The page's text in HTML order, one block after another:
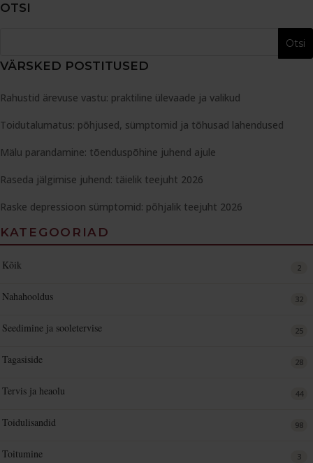
OTSI
VÄRSKED POSTITUSED
Rahustid ärevuse vastu: praktiline ülevaade ja valikud
Toidutalumatus: põhjused, sümptomid ja tõhusad lahendused
Mälu parandamine: tõenduspõhine juhend ajule
Raseda jälgimise juhend: täielik teejuht 2026
Raske depressioon sümptomid: põhjalik teejuht 2026
KATEGOORIAD
Kõik 2
Nahahooldus 32
Seedimine ja sooletervise 25
Tagasiside 28
Tervis ja heaolu 44
Toidulisandid 98
Toitumine 3